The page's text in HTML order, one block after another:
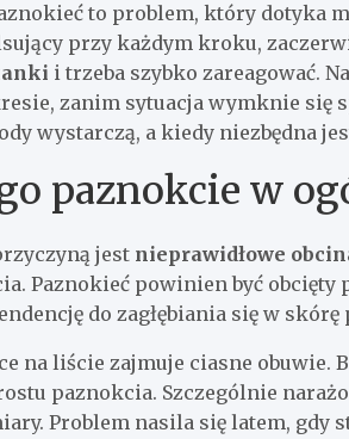
to problem, który dotyka
przy każdym kroku,
i trzeba szybko zareagować.
zanim sytuacja wymknie
wystarczą, a kiedy niezbędna
paznokcie w
jest nieprawidłowe
Paznokieć powinien być
do zagłębiania się w
na liście zajmuje ciasne obuwie.
paznokcia. Szczególnie
Problem nasila się latem, gdy